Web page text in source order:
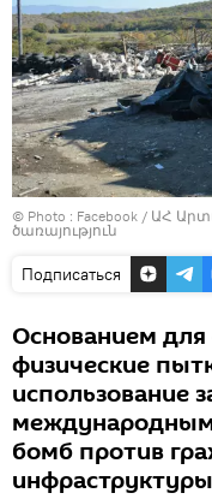
© Photo : Facebook / ԱՀ
ծառայություն
Подписаться
Основанием
физические
использование
бомб против